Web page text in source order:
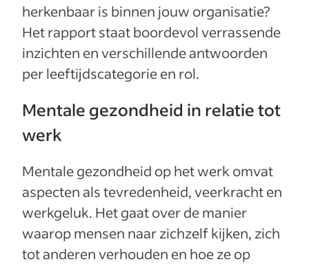
herkenbaar is binnen jouw organisatie?
Het rapport staat boordevol verrassende
inzichten en verschillende antwoorden
per leeftijdscategorie en rol.
Mentale gezondheid in relatie tot
werk
Mentale gezondheid op het werk omvat
aspecten als tevredenheid, veerkracht en
werkgeluk. Het gaat over de manier
waarop mensen naar zichzelf kijken, zich
tot anderen verhouden en hoe ze op